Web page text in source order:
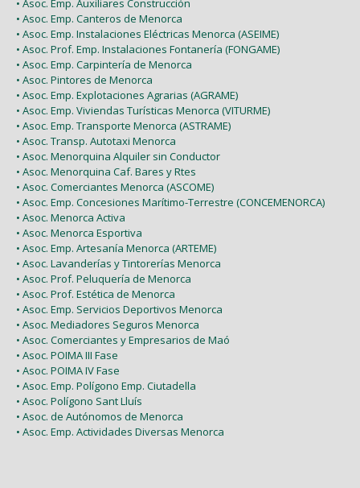
• Asoc. Emp. Auxiliares Construcción
• Asoc. Emp. Canteros de Menorca
• Asoc. Emp. Instalaciones Eléctricas Menorca (ASEIME)
• Asoc. Prof. Emp. Instalaciones Fontanería (FONGAME)
• Asoc. Emp. Carpintería de Menorca
• Asoc. Pintores de Menorca
• Asoc. Emp. Explotaciones Agrarias (AGRAME)
• Asoc. Emp. Viviendas Turísticas Menorca (VITURME)
• Asoc. Emp. Transporte Menorca (ASTRAME)
• Asoc. Transp. Autotaxi Menorca
• Asoc. Menorquina Alquiler sin Conductor
• Asoc. Menorquina Caf. Bares y Rtes
• Asoc. Comerciantes Menorca (ASCOME)
• Asoc. Emp. Concesiones Marítimo-Terrestre (CONCEMENORCA)
• Asoc. Menorca Activa
• Asoc. Menorca Esportiva
• Asoc. Emp. Artesanía Menorca (ARTEME)
• Asoc. Lavanderías y Tintorerías Menorca
• Asoc. Prof. Peluquería de Menorca
• Asoc. Prof. Estética de Menorca
• Asoc. Emp. Servicios Deportivos Menorca
• Asoc. Mediadores Seguros Menorca
• Asoc. Comerciantes y Empresarios de Maó
• Asoc. POIMA III Fase
• Asoc. POIMA IV Fase
• Asoc. Emp. Polígono Emp. Ciutadella
• Asoc. Polígono Sant Lluís
• Asoc. de Autónomos de Menorca
• Asoc. Emp. Actividades Diversas Menorca